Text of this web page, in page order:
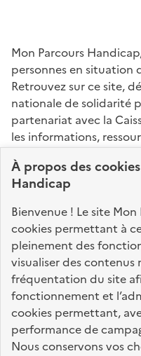
À propos descookies
Handicap
Bienvenue ! Le site
cookies permettant à
pleinement des
visualiser des
fréquentation du site
fonctionnement et
cookies permettant,
performance de
Nous conservons vos
Mon Parcours
personnes en situation
Retrouvez sur ce site,
nationale de solidarité
partenariat avec la
les informations,
connaître vos droits,
identifier vos
Nos sites
info.gouv.fr service-
data.gouv.fr